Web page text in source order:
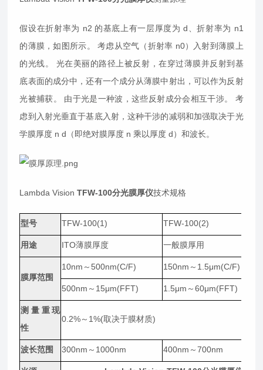
假设在折射率为 n2 的基底上有一层厚度为 d、折射率为 n1
的薄膜，如图所示。 考虑从空气（折射率 n0）入射到薄膜上
的光线。 光在美丽的路径上被反射，在穿过薄膜并反射到基
底表面的成分中，还有一个成分从薄膜中射出，可以作为反射
光被捕获。 由于光是一种波，这些反射成分会相互干涉。 考
虑到入射光垂直于基底入射，这种干涉的减弱和加强取决于光
学膜厚度 n d（即绝对膜厚度 n 乘以厚度 d）和波长。
Lambda VisionTFW-100分光膜厚仪技术规格
型号 TFW-100(1) TFW-100(2)
用途 ITO薄膜厚度 一般膜厚用
膜厚范围
10nm～500nm(C/F)
150nm～1.5μm(C/F)
500nm～15μm(FFT)
1.5μm～60μm(FFT)
测量重现
性
0.2%～1%(取决于膜材质)
波长范围 300nm～1000nm 400nm～700nm